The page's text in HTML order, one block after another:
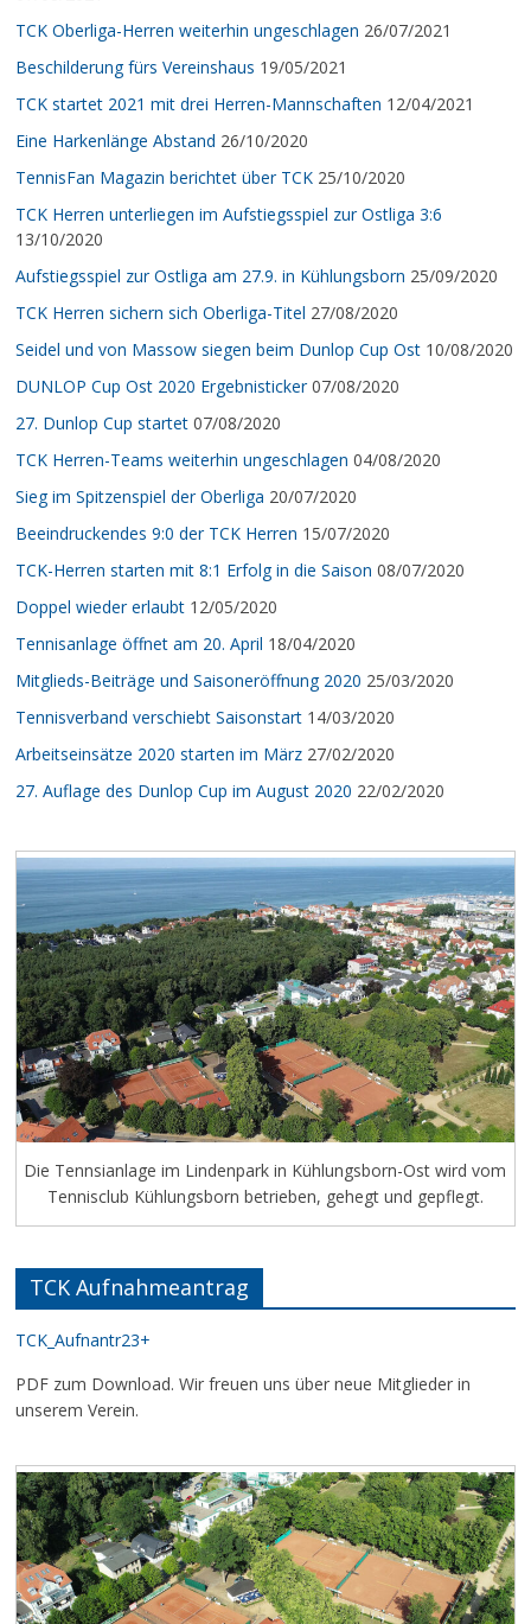
TCK Oberliga-Herren weiterhin ungeschlagen 26/07/2021
Beschilderung fürs Vereinshaus 19/05/2021
TCK startet 2021 mit drei Herren-Mannschaften 12/04/2021
Eine Harkenlänge Abstand 26/10/2020
TennisFan Magazin berichtet über TCK 25/10/2020
TCK Herren unterliegen im Aufstiegsspiel zur Ostliga 3:6
13/10/2020
Aufstiegsspiel zur Ostliga am 27.9. in Kühlungsborn 25/09/2020
TCK Herren sichern sich Oberliga-Titel 27/08/2020
Seidel und von Massow siegen beim Dunlop Cup Ost 10/08/2020
DUNLOP Cup Ost 2020 Ergebnisticker 07/08/2020
27. Dunlop Cup startet 07/08/2020
TCK Herren-Teams weiterhin ungeschlagen 04/08/2020
Sieg im Spitzenspiel der Oberliga 20/07/2020
Beeindruckendes 9:0 der TCK Herren 15/07/2020
TCK-Herren starten mit 8:1 Erfolg in die Saison 08/07/2020
Doppel wieder erlaubt 12/05/2020
Tennisanlage öffnet am 20. April 18/04/2020
Mitglieds-Beiträge und Saisoneröffnung 2020 25/03/2020
Tennisverband verschiebt Saisonstart 14/03/2020
Arbeitseinsätze 2020 starten im März 27/02/2020
27. Auflage des Dunlop Cup im August 2020 22/02/2020
Die Tennsianlage im Lindenpark in Kühlungsborn-Ost wird vom
Tennisclub Kühlungsborn betrieben, gehegt und gepflegt.
TCK Aufnahmeantrag
TCK_Aufnantr23+
PDF zum Download. Wir freuen uns über neue Mitglieder in
unserem Verein.